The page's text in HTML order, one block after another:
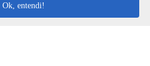
Ok, entendi!